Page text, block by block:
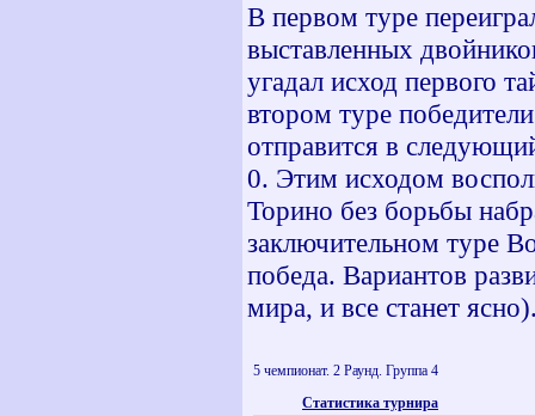
В первом туре
выставленных
угадал исход первого
втором туре
отправится в
0. Этим исходом
Торино без борьбы
заключительном туре
победа. Вариантов
мира, и все станет
5 чемпионат. 2 Раунд. Группа 4
Статистика турнира